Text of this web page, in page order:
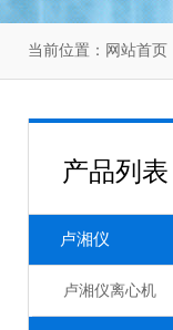
当前位置： 网站首页
产品列表
卢湘仪
卢湘仪离心机